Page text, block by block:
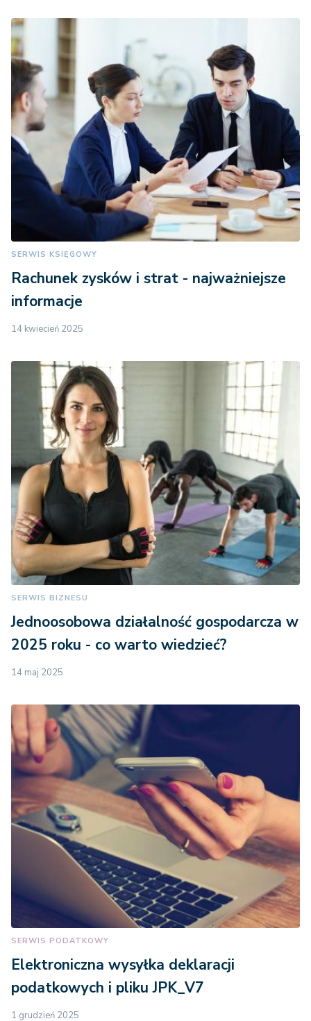
SERWIS KSIĘGOWY
Rachunek zysków i strat - najważniejsze
informacje
14 kwiecień 2025
SERWIS BIZNESU
Jednoosobowa działalność gospodarcza w
2025 roku - co warto wiedzieć?
14 maj 2025
SERWIS PODATKOWY
Elektroniczna wysyłka deklaracji
podatkowych i pliku JPK_V7
1 grudzień 2025